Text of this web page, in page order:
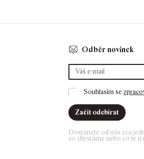
Odběr novinek
Souhlasím se
Začít odebírat
Dostanete od nás cca
co chystáme nebo co je u